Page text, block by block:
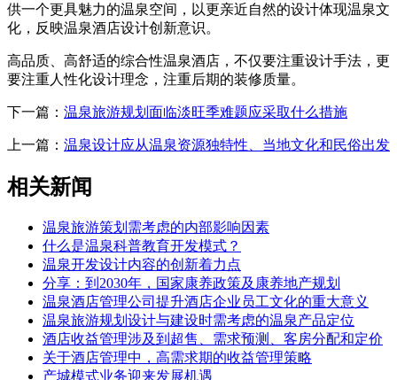
供一个更具魅力的温泉空间，以更亲近自然的设计体现温泉文
化，反映温泉酒店设计创新意识。
高品质、高舒适的综合性温泉酒店，不仅要注重设计手法，更
要注重人性化设计理念，注重后期的装修质量。
下一篇： 温泉旅游规划面临淡旺季难题应采取什么措施
上一篇： 温泉设计应从温泉资源独特性、当地文化和民俗出发
相关新闻
温泉旅游策划需考虑的内部影响因素
什么是温泉科普教育开发模式？
温泉开发设计内容的创新着力点
分享：到2030年，国家康养政策及康养地产规划
温泉酒店管理公司提升酒店企业员工文化的重大意义
温泉旅游规划设计与建设时需考虑的温泉产品定位
酒店收益管理涉及到超售、需求预测、客房分配和定价
关于酒店管理中，高需求期的收益管理策略
产城模式业务迎来发展机遇